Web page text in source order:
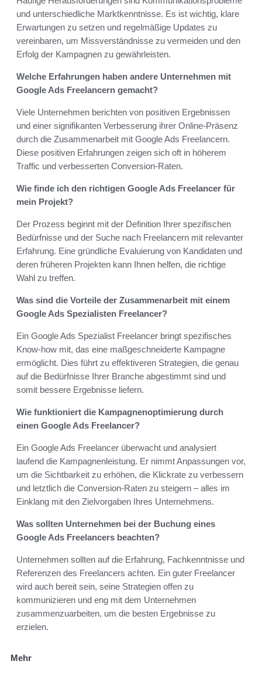
und unterschiedliche Marktkenntnisse. Es ist wichtig, klare
Erwartungen zu setzen und regelmäßige Updates zu
vereinbaren, um Missverständnisse zu vermeiden und den
Erfolg der Kampagnen zu gewährleisten.
Welche Erfahrungen haben andere Unternehmen mit
Google Ads Freelancern gemacht?
Viele Unternehmen berichten von positiven Ergebnissen
und einer signifikanten Verbesserung ihrer Online-Präsenz
durch die Zusammenarbeit mit Google Ads Freelancern.
Diese positiven Erfahrungen zeigen sich oft in höherem
Traffic und verbesserten Conversion-Raten.
Wie finde ich den richtigen Google Ads Freelancer für
mein Projekt?
Der Prozess beginnt mit der Definition Ihrer spezifischen
Bedürfnisse und der Suche nach Freelancern mit relevanter
Erfahrung. Eine gründliche Evaluierung von Kandidaten und
deren früheren Projekten kann Ihnen helfen, die richtige
Wahl zu treffen.
Was sind die Vorteile der Zusammenarbeit mit einem
Google Ads Spezialisten Freelancer?
Ein Google Ads Spezialist Freelancer bringt spezifisches
Know-how mit, das eine maßgeschneiderte Kampagne
ermöglicht. Dies führt zu effektiveren Strategien, die genau
auf die Bedürfnisse Ihrer Branche abgestimmt sind und
somit bessere Ergebnisse liefern.
Wie funktioniert die Kampagnenoptimierung durch
einen Google Ads Freelancer?
Ein Google Ads Freelancer überwacht und analysiert
laufend die Kampagnenleistung. Er nimmt Anpassungen vor,
um die Sichtbarkeit zu erhöhen, die Klickrate zu verbessern
und letztlich die Conversion-Raten zu steigern – alles im
Einklang mit den Zielvorgaben Ihres Unternehmens.
Was sollten Unternehmen bei der Buchung eines
Google Ads Freelancers beachten?
Unternehmen sollten auf die Erfahrung, Fachkenntnisse und
Referenzen des Freelancers achten. Ein guter Freelancer
wird auch bereit sein, seine Strategien offen zu
kommunizieren und eng mit dem Unternehmen
zusammenzuarbeiten, um die besten Ergebnisse zu
erzielen.
Mehr